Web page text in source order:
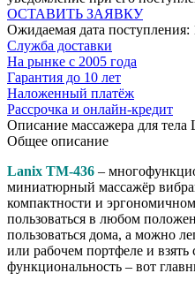
ОСТАВИТЬ ЗАЯВКУ
Ожидаемая дата поступления:
Cлужба доставки
На рынке с 2005 года
Гарантия до 10 лет
Наложенный платёж
Рассрочка и онлайн-кредит
Описание массажера для тела
Общее описание
Lanix TM-436 –
миниатюрный массажёр
компактности и
пользоваться в любом
пользоваться дома, а можно
или рабочем портфеле и взять
функциональность – вот